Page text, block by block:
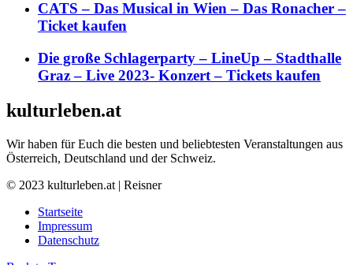
CATS – Das Musical in Wien – Das Ronacher –
Ticket kaufen
Die große Schlagerparty – LineUp – Stadthalle
Graz – Live 2023- Konzert – Tickets kaufen
kulturleben.at
Wir haben für Euch die besten und beliebtesten Veranstaltungen aus
Österreich, Deutschland und der Schweiz.
© 2023 kulturleben.at | Reisner
Startseite
Impressum
Datenschutz